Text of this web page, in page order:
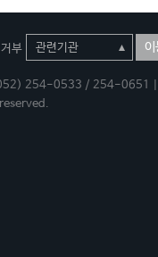
부 이
: 052) 254-0533 / 254-